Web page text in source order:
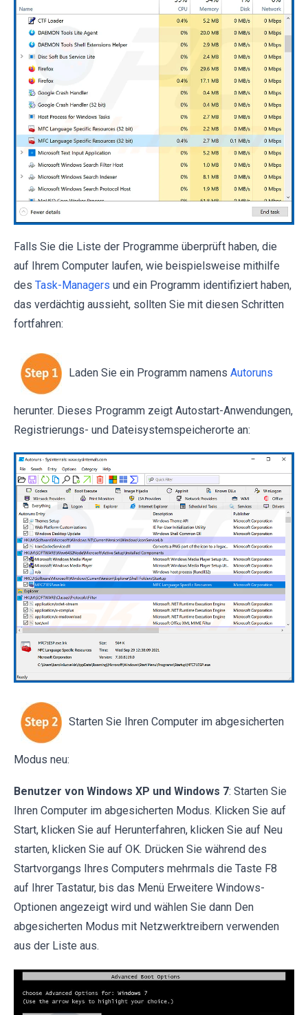
Falls Sie die Liste der Programme überprüft haben, die
auf Ihrem Computer laufen, wie beispielsweise mithilfe
des Task-Managers und ein Programm identifiziert haben,
das verdächtig aussieht, sollten Sie mit diesen Schritten
fortfahren:
Laden Sie ein Programm namens Autoruns
herunter. Dieses Programm zeigt Autostart-Anwendungen,
Registrierungs- und Dateisystemspeicherorte an:
Starten Sie Ihren Computer im abgesicherten
Modus neu:
Benutzer von Windows XP und Windows 7: Starten Sie
Ihren Computer im abgesicherten Modus. Klicken Sie auf
Start, klicken Sie auf Herunterfahren, klicken Sie auf Neu
starten, klicken Sie auf OK. Drücken Sie während des
Startvorgangs Ihres Computers mehrmals die Taste F8
auf Ihrer Tastatur, bis das Menü Erweitere Windows-
Optionen angezeigt wird und wählen Sie dann Den
abgesicherten Modus mit Netzwerktreibern verwenden
aus der Liste aus.